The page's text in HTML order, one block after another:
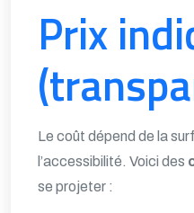
Prix
Le coût dépend de la
l’accessibilité. Voici des
se projeter :